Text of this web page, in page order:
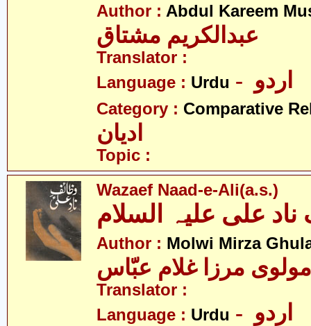
Author : Abdul Kareem
عبدالکریم مشتاق
Translator :
Language : Urdu
Category : Comparative
ادیان
Topic :
Wazaef Naad-e-Ali(a.s.)
علی علیہ السلام
Author : Molwi Mirza
مولوی مرزا غلام عبّاس
Translator :
Language : Urdu